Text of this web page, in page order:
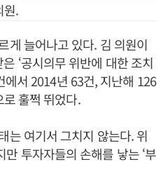
원.
게 늘어나고 있다. 김 의원이
‘공시의무 위반에 대한 조치
에서 2014년 63건, 지난해 126
훌쩍 뛰었다.
는 여기서 그치지 않는다. 위
투자자들의 손해를 낳는 ‘부